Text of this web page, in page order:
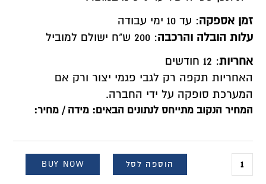
זמן אספקה: עד 10 ימי עבודה
עלות הובלה והרכבה: 200 ש"ח ישולם למוביל
אחריות: 12 חודשים
האחריות תקפה רק לגבי פגמי יצור ורק אם
המערכת סופקה על ידי החברה.
המחיר הנקוב מתייחס לנתונים הבאים: מידה / מחיר:
הוספה לסל BUY NOW